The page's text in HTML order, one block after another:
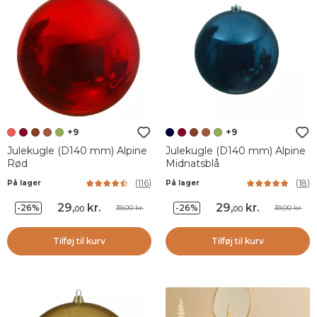
+9
Julekugle (D140 mm) Alpine
Rød
På lager (116)
-26% 29,00 kr. 39,00 kr.
Tilføj til kurv
+9
Julekugle (D140 mm) Alpine
Midnatsblå
På lager (18)
-26% 29,00 kr. 39,00 kr.
Tilføj til kurv